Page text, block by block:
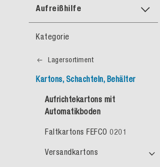
Kategorie
Lagersortiment
Kartons, Schachteln, Behälter
Faltkartons FEFCO 0201
Versandkartons
Aufrichtekartons mit
Automatikboden
Aufreißhilfe